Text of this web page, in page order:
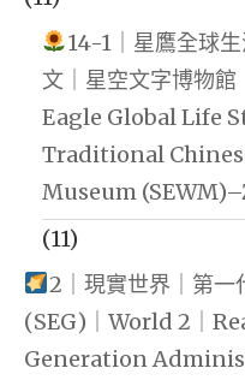
14-1｜星鷹全球
文｜星空文字博物
Eagle Global Life
Traditional
Museum
(11)
2｜現實世界｜第一
(SEG)｜World 2｜
Generation